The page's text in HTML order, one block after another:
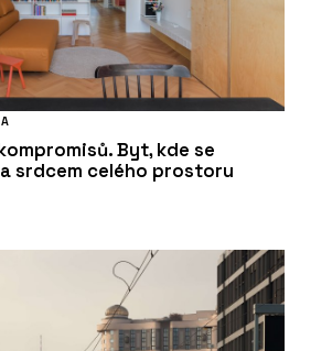
Byt, kde se
srdcem celého prostoru